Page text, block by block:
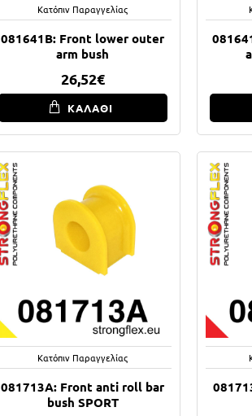
Κατόπιν Παραγγελίας
081641B: Front lower outer
arm bush
26,52€
ΚΑΛΑΘΙ
Κατόπιν Παραγγελίας
081713A: Front anti roll bar
bush SPORT